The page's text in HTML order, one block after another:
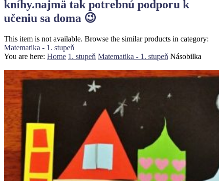
kníhy.najmä tak potrebnú podporu k
učeniu sa doma 😉
This item is not available. Browse the similar products in category:
Matematika - 1. stupeň
You are here: Home 1. stupeň Matematika - 1. stupeň Násobilka